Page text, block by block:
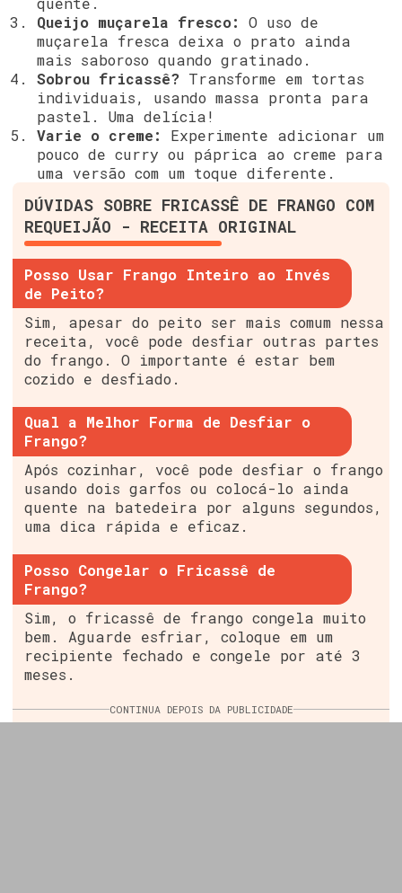
Queijo muçarela fresco:
O uso de
muçarela fresca deixa o prato ainda
mais saboroso quando gratinado.
Sobrou fricassê?Transforme em tortas
individuais, usando massa pronta para
pastel. Uma delícia!
Varie o creme:
Experimente adicionar um
pouco de curry ou páprica ao creme para
uma versão com um toque diferente.
DÚVIDAS SOBRE FRICASSÊ DE FRANGO COM
REQUEIJÃO - RECEITA ORIGINAL
Posso Usar Frango Inteiro ao Invés
de Peito?
Sim, apesar do peito ser mais comum nessa
receita, você pode desfiar outras partes
do frango. O importante é estar bem
cozido e desfiado.
Qual a Melhor Forma de Desfiar o
Frango?
Após cozinhar, você pode desfiar o frango
usando dois garfos ou colocá-lo ainda
quente na batedeira por alguns segundos,
uma dica rápida e eficaz.
Posso Congelar o Fricassê de
Frango?
Sim, o fricassê de frango congela muito
bem. Aguarde esfriar, coloque em um
recipiente fechado e congele por até 3
meses.
CONTINUA DEPOIS DA PUBLICIDADE